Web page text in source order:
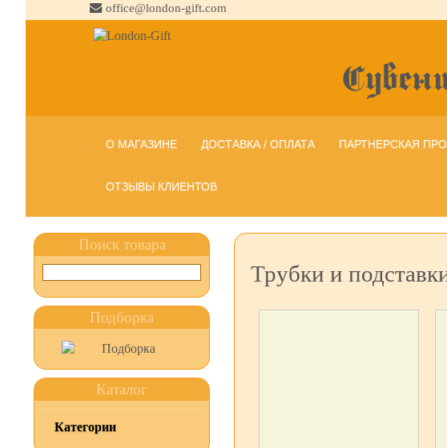
office@london-gift.com
О МАГАЗИНЕ ДОСТАВКА / ОПЛАТА ПАРТНЕРСКАЯ
ОТЗЫВЫ КЛИЕНТОВ
Поиск товара
Подборка
Каталог
Категории
Трубки и